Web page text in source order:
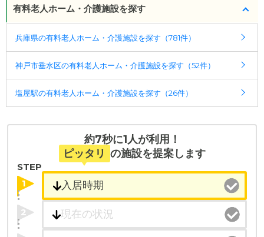
有料老人ホーム・介護施設を探す
兵庫県の有料老人ホーム・介護施設を探す（781件）
神戸市垂水区の有料老人ホーム・介護施設を探す（52件）
塩屋駅の有料老人ホーム・介護施設を探す（26件）
約7秒に1人が利用！
ピッタリ の施設を提案します
STEP
1
2